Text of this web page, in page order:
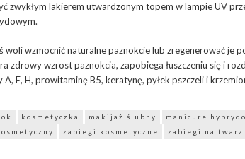
zwykłym lakierem utwardzonym topem w lampie UV
woli wzmocnić naturalne paznokcie lub zregenerować je
zdrowy wzrost paznokcia, zapobiega łuszczeniu się i
A, E, H, prowitaminę B5, keratynę, pyłek pszczeli i
kosmetyczka makijaż ślubny manicure
zabiegi kosmetyczne zabiegi na twarz